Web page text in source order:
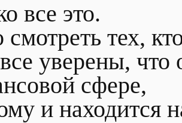
все это.
тех,
уверены, что
сфере,
и находится